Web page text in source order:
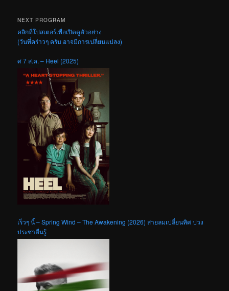
NEXT PROGRAM
คลิกที่โปสเตอร์เพื่อเปิดดูตัวอย่าง
(วันที่คร่าวๆ ครับ อาจมีการเปลี่ยนแปลง)
ศ 7 ส.ค. – Heel (2025)
เร็วๆ นี้ – Spring Wind – The Awakening (2026) สายลมเปลี่ยนทิศ ปวง
ประชาตื่นรู้